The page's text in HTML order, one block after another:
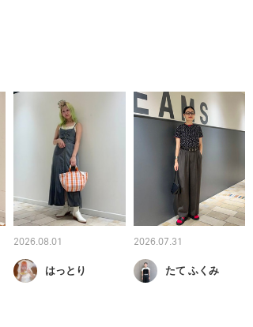
2026.08.01
はっとり
2026.07.31
たて ふくみ